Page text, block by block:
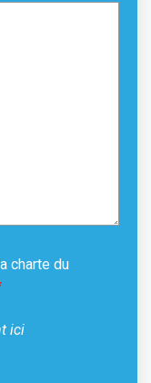
charte du
ici